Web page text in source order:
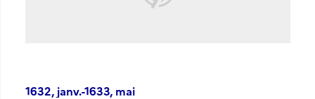
1632, janv.-1633, mai